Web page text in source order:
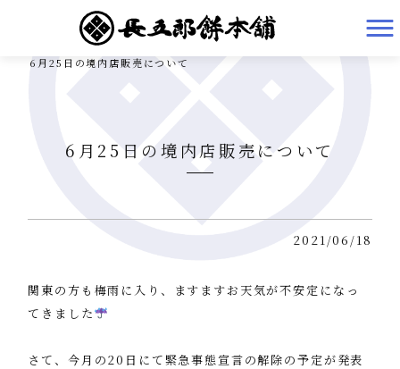
有限会社長五郎餅本舗 HOME
6月25日の境内店販売について
6月25日の境内店販売について
2021/06/18
関東の方も梅雨に入り、ますますお天気が不安定になっ
てきました
さて、今月の20日にて緊急事態宣言の解除の予定が発表